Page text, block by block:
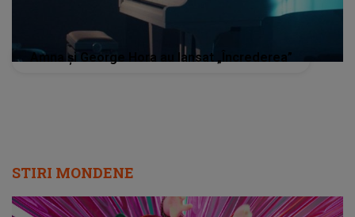
Amna și George Hora au lansat „Încrederea”
STIRI MONDENE